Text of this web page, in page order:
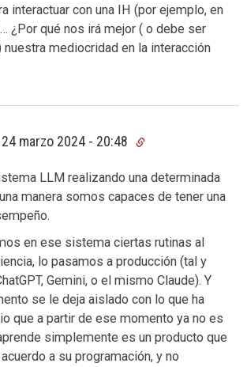
interactuar con una IH (por ejemplo, en
¿Por qué nos irá mejor ( o debe ser
mediocridad en la interacción
24 marzo 2024 - 20:48
LLM realizando una determinada
manera somos capaces de tener una
en ese sistema ciertas rutinas al
lo pasamos a producción (tal y
Gemini, o el mismo Claude). Y
se le deja aislado con lo que ha
que a partir de ese momento ya no es
simplemente es un producto que
a su programación, y no